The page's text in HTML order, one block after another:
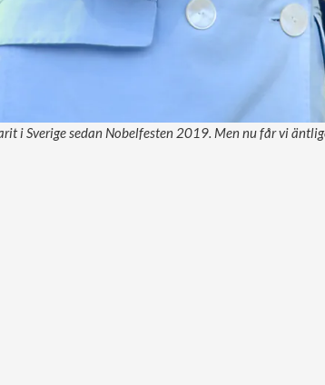
i Sverige sedan Nobelfesten 2019. Men nu får vi